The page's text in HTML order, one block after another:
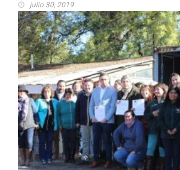
julio 30, 2019